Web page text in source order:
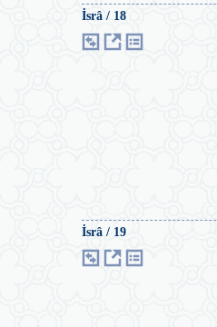
İsrâ / 18
İsrâ / 19